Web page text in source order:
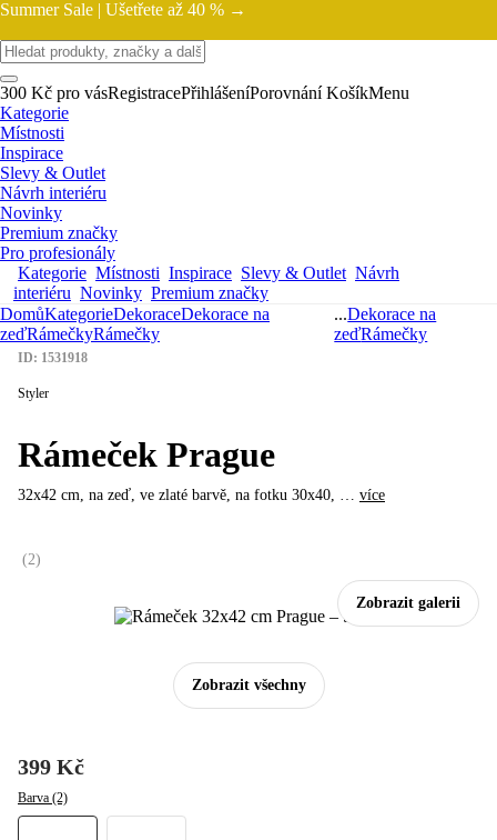
Summer Sale | Ušetřete až 40 % →
300 Kč pro vásRegistracePřihlášeníPorovnání KošíkMenu
Kategorie
Místnosti
Inspirace
Slevy & Outlet
Návrh interiéru
Novinky
Premium značky
Pro profesionály
Kategorie Místnosti Inspirace Slevy & Outlet Návrh
interiéru Novinky Premium značky
DomůKategorieDekoraceDekorace na
zeďRámečkyRámečky
...Dekorace na
zeďRámečky
Zobrazit galerii
Zobrazit všechny
ID: 1531918
Styler
Rámeček Prague
32x42 cm, na zeď, ve zlaté barvě, na fotku 30x40, … více
(2)
399 Kč
Barva (2)